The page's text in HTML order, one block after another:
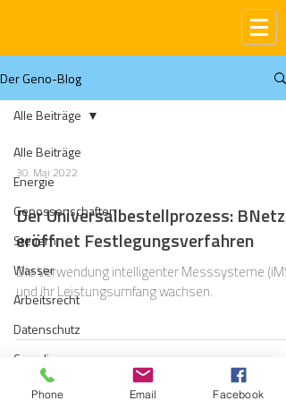
Der Geno-Blog
Alle Beiträge
Energie
Genossenschaften
Steuern
Wasser
Arbeitsrecht
Datenschutz
Compliance
Gas
Alle Beiträge
30. Mai 2022
Der Universalbestellprozess: BNetzA
eröffnet Festlegungsverfahren
Die Verwendung intelligenter Messsysteme (iMS)
und ihr Leistungsumfang wachsen.
Phone Email Facebook